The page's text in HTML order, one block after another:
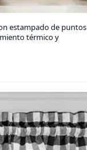
estampado de
térmico y